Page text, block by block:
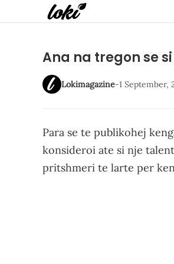
Ana na tregon se
Lokimagazine-1 September,
Para se te publikohej
konsideroi ate si nje
pritshmeri te larte per